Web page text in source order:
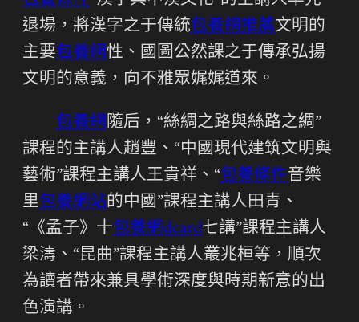
退場，將漢字之于傳統包養網推薦文明的
主要包養網性、國圖公然課之于傳承弘揚
文明的意義，向不雅眾娓娓道來。
包養網隨后，“絲綢之路與絲路之綢”
課程的主講人趙豐、“中國現代建筑文明與
藝術”課程主講人王貴祥、“包養條件音樂
里包養網站的中國”課程主講人田青、
“《孟子》十包養網dcard七講”課程主講人
梁濤、“昆曲”課程主講人叢兆桓等，順次
為讀者帶來兼具學術深度與時期新意的出
色演講。